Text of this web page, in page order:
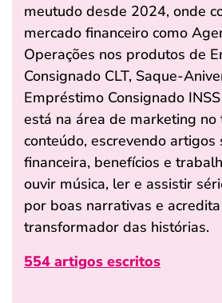
meutudo desde 2024, onde
mercado financeiro como
Operações nos produtos de
Consignado CLT, Saque-
Empréstimo Consignado
está na área de marketing no
conteúdo, escrevendo artigos
financeira, benefícios e
ouvir música, ler e assistir
por boas narrativas e
transformador das histórias.
554 artigos escritos